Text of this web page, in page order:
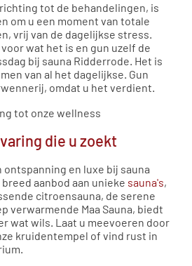
tot de behandelingen, is
om u een moment van totale
vrij van de dagelijkse stress.
wat het is en gun uzelf de
bij sauna Ridderrode. Het is
van al het dagelijkse. Gun
omdat u het verdient.
tot onze wellness
die u zoekt
ontspanning en luxe bij sauna
aanbod aan unieke sauna's,
citroensauna, de serene
verwarmende Maa Sauna, biedt
wat wils. Laat u meevoeren door
kruidentempel of vind rust in